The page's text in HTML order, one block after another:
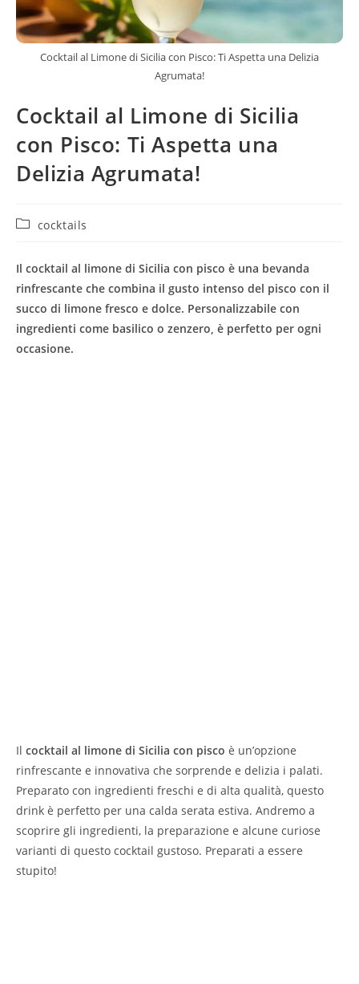
Cocktail al Limone di Sicilia con Pisco: Ti Aspetta una Delizia
Agrumata!
Cocktail al Limone di Sicilia
con Pisco: Ti Aspetta una
Delizia Agrumata!
Categoria
cocktails
Il cocktail al limone di Sicilia con pisco è una bevanda
rinfrescante che combina il gusto intenso del pisco con il
succo di limone fresco e dolce. Personalizzabile con
ingredienti come basilico o zenzero, è perfetto per ogni
occasione.
Il cocktail al limone di Sicilia con pisco è un’opzione
rinfrescante e innovativa che sorprende e delizia i palati.
Preparato con ingredienti freschi e di alta qualità, questo
drink è perfetto per una calda serata estiva. Andremo a
scoprire gli ingredienti, la preparazione e alcune curiose
varianti di questo cocktail gustoso. Preparati a essere
stupito!